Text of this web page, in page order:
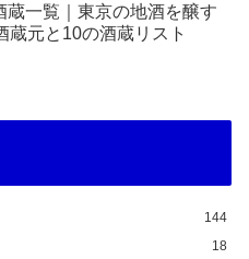
蔵一覧｜東京の地酒を醸す
蔵元と10の酒蔵リスト
144
18